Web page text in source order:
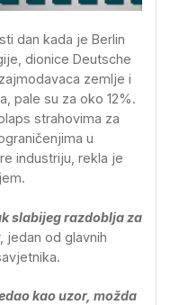
dan kada je Berlin
dionice Deutsche
zemlje i
pale su za oko 12%.
strahovima za
u
industriju, rekla je
slabijeg razdoblja za
jedan od glavnih
kao uzor, možda